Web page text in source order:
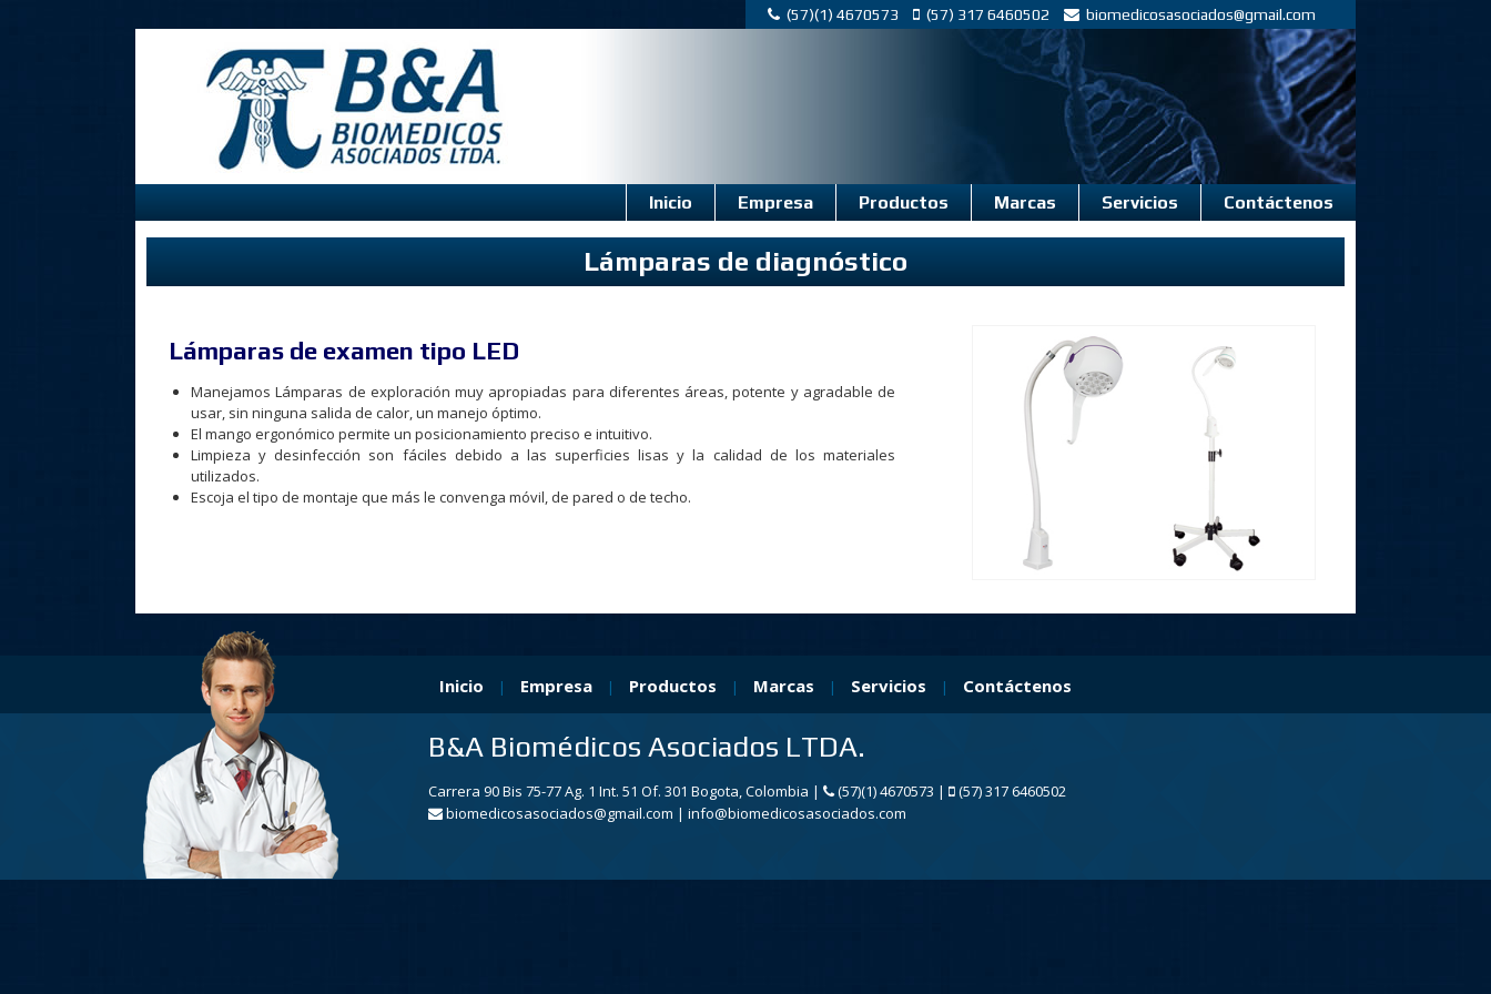
(57)(1) 4670573 (57) 317 6460502 biomedicosasociados@gmail.com
Inicio Empresa Productos Marcas Servicios Contáctenos
Lámparas de diagnóstico
Lámparas de examen tipo LED
Manejamos Lámparas de exploración muy apropiadas para diferentes áreas, potente y agradable de
usar, sin ninguna salida de calor, un manejo óptimo.
El mango ergonómico permite un posicionamiento preciso e intuitivo.
Limpieza y desinfección son fáciles debido a las superficies lisas y la calidad de los materiales
utilizados.
Escoja el tipo de montaje que más le convenga móvil, de pared o de techo.
Inicio | Empresa | Productos | Marcas | Servicios | Contáctenos
B&A Biomédicos Asociados LTDA.
Carrera 90 Bis 75-77 Ag. 1 Int. 51 Of. 301 Bogota, Colombia | (57)(1) 4670573 |
(57) 317 6460502
biomedicosasociados@gmail.com | info@biomedicosasociados.com